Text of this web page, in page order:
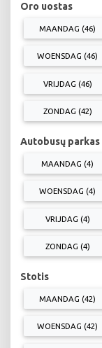
Oro uostas
MAANDAG (46)
WOENSDAG (46)
VRIJDAG (46)
ZONDAG (42)
Autobusų
MAANDAG (4)
WOENSDAG (4)
VRIJDAG (4)
ZONDAG (4)
Stotis
MAANDAG (42)
WOENSDAG (42)